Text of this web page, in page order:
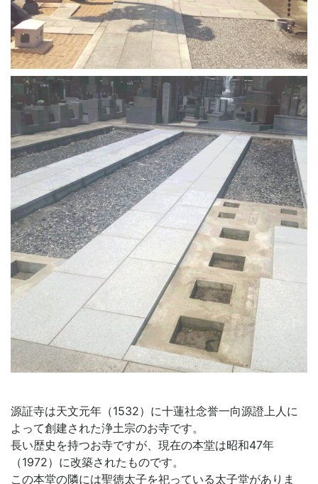
源証寺は天文元年（1532）に十蓮社念誉一向源證上人に
よって創建された浄土宗のお寺です。
長い歴史を持つお寺ですが、現在の本堂は昭和47年
（1972）に改築されたものです。
この本堂の隣には聖徳太子を祀っている太子堂がありま